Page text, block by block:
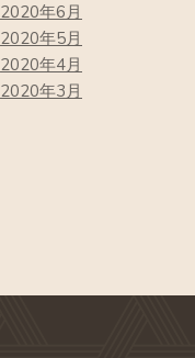
2020年6月
2020年5月
2020年4月
2020年3月